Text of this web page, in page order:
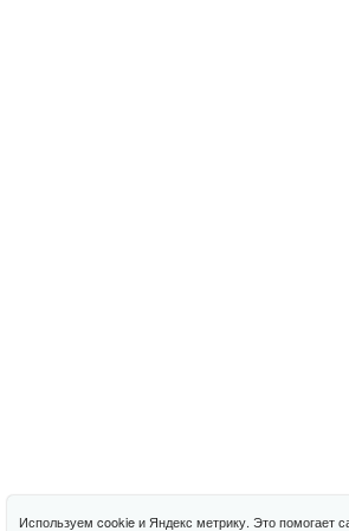
Используем cookie и Яндекс метрику. Это помогает